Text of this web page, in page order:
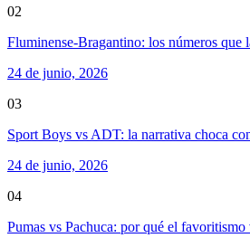
02
Fluminense-Bragantino: los números que
24 de junio, 2026
03
Sport Boys vs ADT: la narrativa choca
24 de junio, 2026
04
Pumas vs Pachuca: por qué el favoritismo